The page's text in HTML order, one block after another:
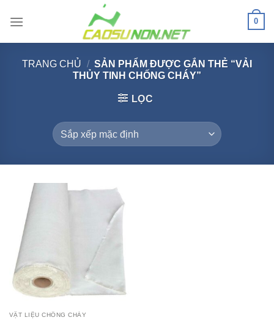
qua
0
TRANG CHỦ / SẢN PHẨM ĐƯỢC GẮN THẺ “VẢI
THỦY TINH CHỐNG CHÁY”
LỌC
VẬT LIỆU CHỐNG CHÁY